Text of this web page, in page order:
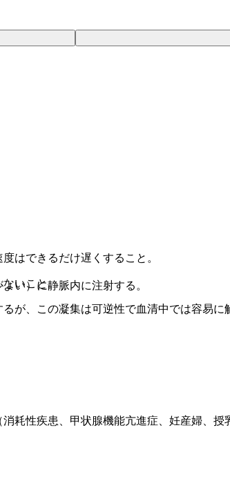
はできるだけ遅くすること。
いこと。
、この凝集は可逆性で血清中では容易に
い）に静脈内に注射する。
性疾患、甲状腺機能亢進症、妊産婦、授